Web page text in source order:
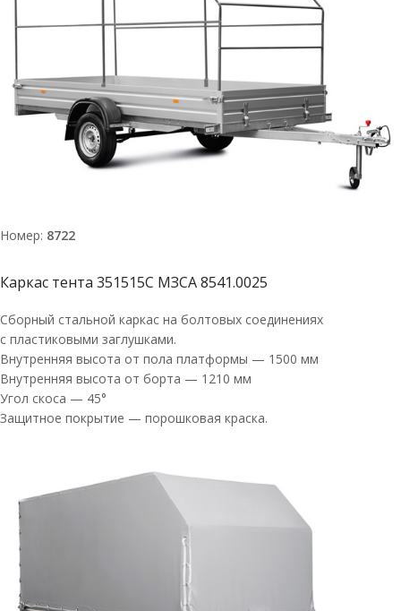
Номер: 8722
Каркас тента 351515С МЗСА 8541.0025
Сборный стальной каркас на болтовых соединениях
с пластиковыми заглушками.
Внутренняя высота от пола платформы — 1500 мм
Внутренняя высота от борта — 1210 мм
Угол скоса — 45°
Защитное покрытие — порошковая краска.